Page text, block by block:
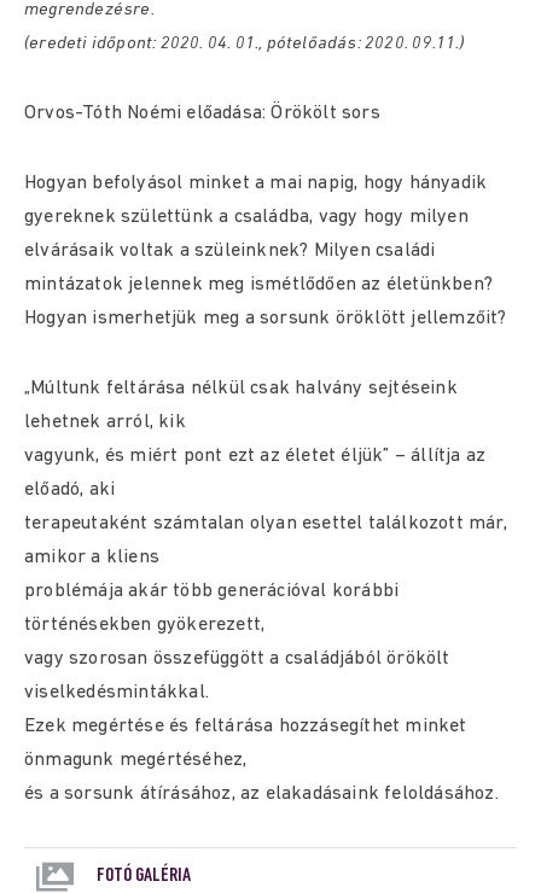
megrendezésre.
(eredeti időpont: 2020. 04. 01., pótelőadás: 2020. 09.11.)
Orvos-Tóth Noémi előadása: Örökölt sors
Hogyan befolyásol minket a mai napig, hogy hányadik
gyereknek születtünk a családba, vagy hogy milyen
elvárásaik voltak a szüleinknek? Milyen családi
mintázatok jelennek meg ismétlődően az életünkben?
Hogyan ismerhetjük meg a sorsunk öröklött jellemzőit?
„Múltunk feltárása nélkül csak halvány sejtéseink
lehetnek arról, kik
vagyunk, és miért pont ezt az életet éljük” – állítja az
előadó, aki
terapeutaként számtalan olyan esettel találkozott már,
amikor a kliens
problémája akár több generációval korábbi
történésekben gyökerezett,
vagy szorosan összefüggött a családjából örökölt
viselkedésmintákkal.
Ezek megértése és feltárása hozzásegíthet minket
önmagunk megértéséhez,
és a sorsunk átírásához, az elakadásaink feloldásához.
FOTÓ GALÉRIA